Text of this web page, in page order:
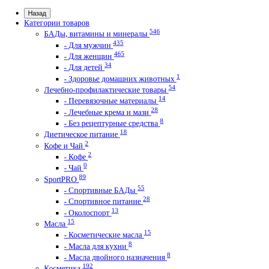
Назад
Категории товаров
БАДы, витамины и минералы 546
- Для мужчин 435
- Для женщин 465
- Для детей 34
- Здоровье домашних животных 1
Лечебно-профилактические товары 54
- Перевязочные материалы 14
- Лечебные крема и мази 28
- Без рецептурные средства 8
Диетическое питание 18
Кофе и Чай 2
- Кофе 2
- Чай 0
SportPRO 89
- Спортивные БАДы 55
- Спортивное питание 28
- Околоспорт 13
Масла 15
- Косметические масла 15
- Масла для кухни 8
- Масла двойного назначения 8
192